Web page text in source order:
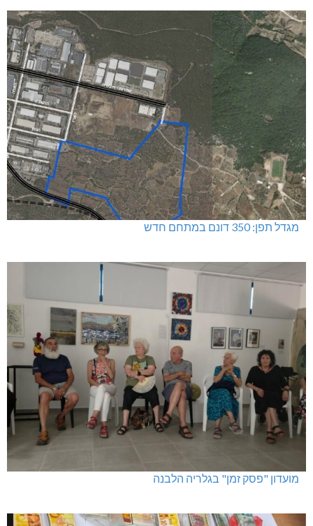
מגדל תפן: 350 דונם במתחם חדש
מועדון "פסק זמן" בגלריה הלבנה